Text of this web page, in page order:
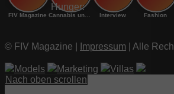
FIV Magazine Interview Fashion
© FIV Magazine | Impressum | Alle
Models Marketing
Villas
Nach oben scrollen